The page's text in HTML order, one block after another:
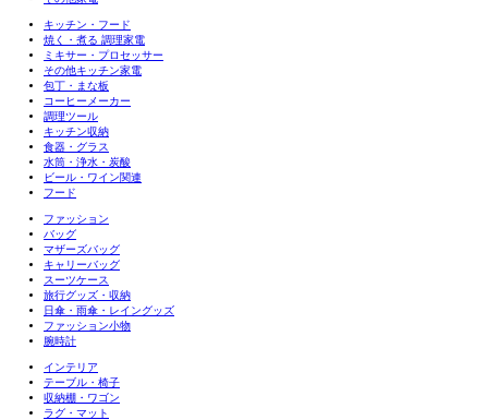
キッチン・フード
焼く・煮る 調理家電
ミキサー・プロセッサー
その他キッチン家電
包丁・まな板
コーヒーメーカー
調理ツール
キッチン収納
食器・グラス
水筒・浄水・炭酸
ビール・ワイン関連
フード
ファッション
バッグ
マザーズバッグ
キャリーバッグ
スーツケース
旅行グッズ・収納
日傘・雨傘・レイングッズ
ファッション小物
腕時計
インテリア
テーブル・椅子
収納棚・ワゴン
ラグ・マット